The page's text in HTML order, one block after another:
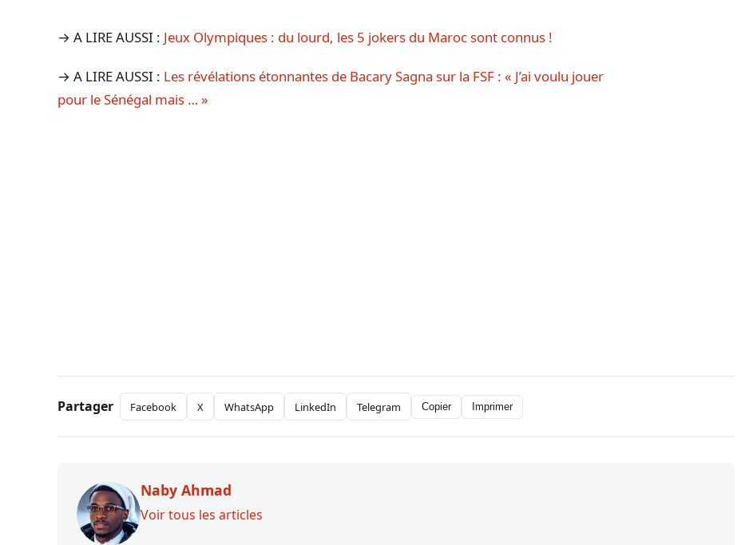
→ A LIRE AUSSI : Jeux Olympiques : du lourd, les 5 jokers du Maroc sont connus !
→ A LIRE AUSSI : Les révélations étonnantes de Bacary Sagna sur la FSF : « J’ai voulu jouer
pour le Sénégal mais … »
Partager Facebook X WhatsApp LinkedIn Telegram Copier Imprimer
Naby Ahmad
Voir tous les articles